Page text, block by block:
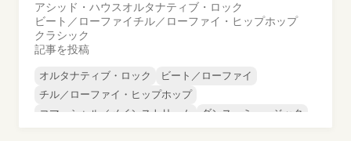
アシッド・ハウスオルタナティブ・ロック
ビート／ローファイチル／ローファイ・ヒップホップ
クラシック
記事を投稿
オルタナティブ・ロック
ビート／ローファイ
チル／ローファイ・ヒップホップ
コマーシャル／メインストリーム
ダンス・ミュージック